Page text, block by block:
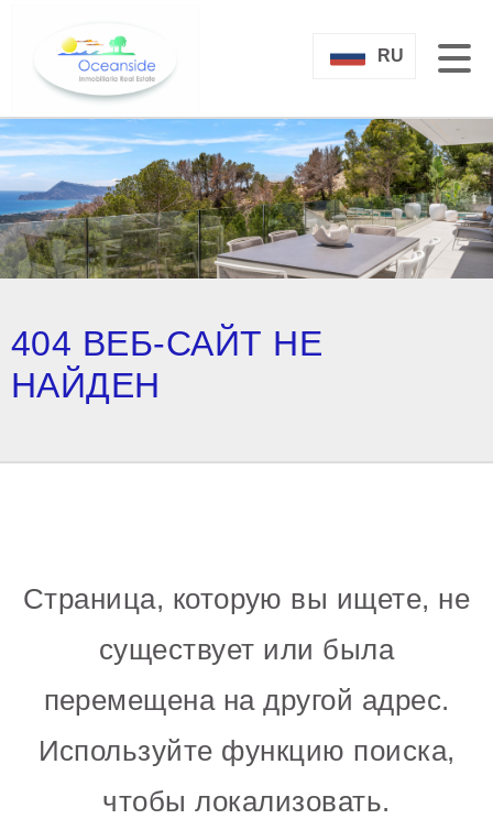
RU
404 ВЕБ-САЙТ НЕ
НАЙДЕН
Страница, которую вы ищете, не
существует или была
перемещена на другой адрес.
Используйте функцию поиска,
чтобы локализовать.